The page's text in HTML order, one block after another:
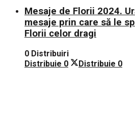
Mesaje de Florii 2024.
mesaje prin care să le
Florii celor dragi
0 Distribuiri
Distribuie 0 Distribuie 0